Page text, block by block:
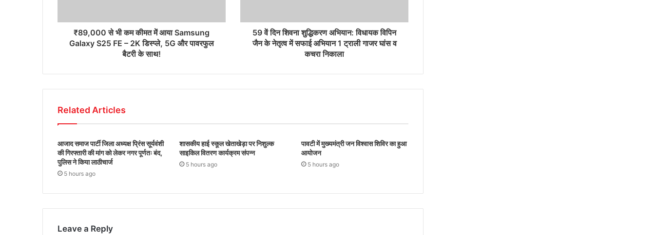
₹89,000 से भी कम कीमत में आया Samsung
Galaxy S25 FE – 2K डिस्प्ले, 5G और पावरफुल
बैटरी के साथ!
59 वें दिन शिवना शुद्धिकरण अभियान: विधायक विपिन
जैन के नेतृत्व में सफाई अभियान 1 ट्राली गाजर घांस व
कचरा निकाला
Related Articles
आजाद समाज पार्टी जिला अध्यक्ष प्रिंस सूर्यवंशी
की गिरफ्तारी की मांग को लेकर नगर पूर्णतः बंद,
पुलिस ने किया लाठीचार्ज
5 hours ago
शासकीय हाई स्कूल खेताखेड़ा पर निशुल्क
साइकिल वितरण कार्यक्रम संपन्न
5 hours ago
पावटी में मुख्यमंत्री जन विश्वास शिविर का हुआ
आयोजन
5 hours ago
Leave a Reply